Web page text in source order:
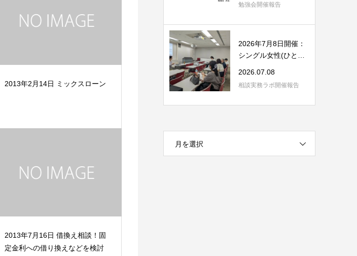
2013年2月14日 ミックスローン
2013年7月16日 借換え相談！固
定金利への借り換えなどを検討
勉強会開催報告
2026年7月8日開催：
シングル女性(ひとり
2026.07.08
相談実務ラボ開催報告
月を選択